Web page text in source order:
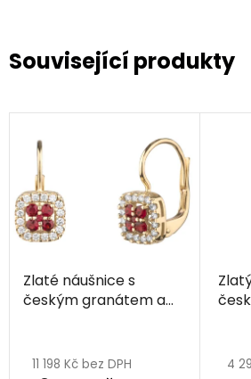
Související produkty
Zlaté náušnice s
českým granátem a
11 198 Kč bez DPH 4